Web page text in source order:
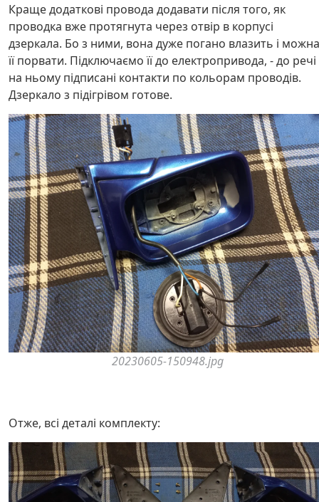
Краще додаткові провода додавати після того, як
проводка вже протягнута через отвір в корпусі
дзеркала. Бо з ними, вона дуже погано влазить і можна
її порвати. Підключаємо її до електропривода, - до речі
на ньому підписані контакти по кольорам проводів.
Дзеркало з підігрівом готове.
20230605-150948.jpg
Отже, всі деталі комплекту: